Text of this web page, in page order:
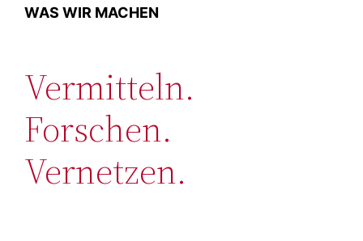
WAS WIR MACHEN
Vermitteln.
Forschen.
Vernetzen.